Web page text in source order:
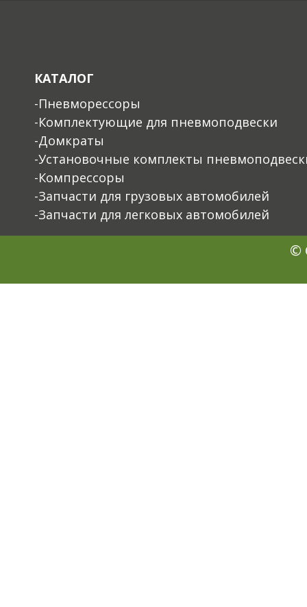
КАТАЛОГ
-Пневморессоры
-Комплектующие для пневмоподвески
-Домкраты
-Установочные комплекты
-Компрессоры
-Запчасти для грузовых автомобилей
-Запчасти для легковых автомобилей
©